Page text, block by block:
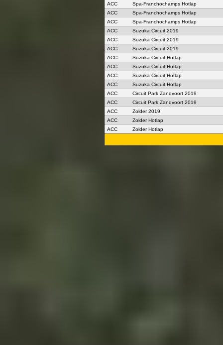
ACC
Spa-Franchochamps Hotlap
ACC
Spa-Franchochamps Hotlap
ACC
Spa-Franchochamps Hotlap
ACC
Suzuka Circuit 2019
ACC
Suzuka Circuit 2019
ACC
Suzuka Circuit 2019
ACC
Suzuka Circuit Hotlap
ACC
Suzuka Circuit Hotlap
ACC
Suzuka Circuit Hotlap
ACC
Suzuka Circuit Hotlap
ACC
Circuit Park Zandvoort 2019
ACC
Circuit Park Zandvoort 2019
ACC
Zolder 2019
ACC
Zolder Hotlap
ACC
Zolder Hotlap